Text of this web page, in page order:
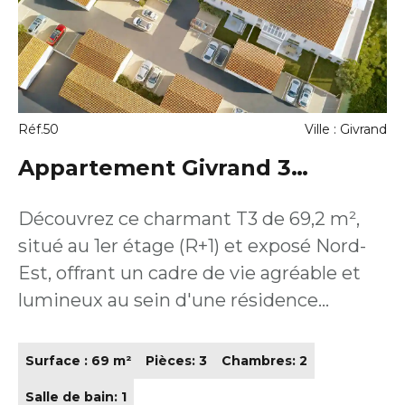
polyvalent qui s'adapte à votre projet,
que vous souhaitiez habiter ou investir.
Réf.50 Ville : Givrand
Appartement Givrand 3
pièce(s) 69.2 m2
Découvrez ce charmant T3 de 69,2 m²,
situé au 1er étage (R+1) et exposé Nord-
Est, offrant un cadre de vie agréable et
lumineux au sein d'une résidence
constitue un véritable coeur de vie
Surface : 69 m² Pièces: 3 Chambres: 2
Salle de bain: 1